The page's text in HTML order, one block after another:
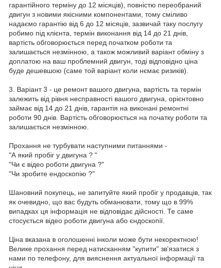
гарантійного терміну до 12 місяців), повністю переобраний
двигун з новими якісними компонентами, тому сміливо
надаємо гарантію від 6 до 12 місяців, зазвичай таку послугу
робимо під клієнта, термін виконання від 14 до 21 днів,
вартість обговорюється перед початком роботи та
залишається незмінною, а також можливий варіант обміну з
доплатою на ваш проблемний двигун, тоді відповідно ціна
буде дешевшою (саме той варіант коли нємає ризиків).
3. Варіант 3 - це ремонт вашого двигуна, вартість та термін
залежить від рівня несправності вашого двигуна, орієнтовно
займає від 14 до 21 днів, гарантія на виконані ремонтні
роботи 90 днів. Вартість обговорюється на початку роботи та
залишається незмінною.
Прохання не турбувати наступними питаннями -
"А який пробіг у двигуна ? "
"Чи є відео роботи двигуна ?"
"Чи зробите ендоскопію ?"
Шановний покупець, не запитуйте який пробіг у продавців, так
як очевидно, що вас будуть обманювати, тому що в 99%
випадках ця інформація не відповідає дійсності. Те саме
стосується відео роботи двигуна або єндоскопії.
Ціна вказана в оголошенні інколи може бути некоректною!
Велике прохання перед натисканням "купити" зв'язатися з
нами по телефону, для вияснення актуальної інформації та